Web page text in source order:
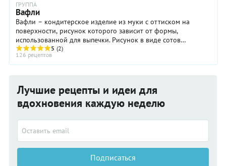
ГРУППА
Вафли
Вафли – кондитерское изделие из муки с оттиском на
поверхности, рисунок которого зависит от формы,
использованной для выпечки. Рисунок в виде сотов
характеризует всё семейство вафель, в которое входят ...
5 (2)
126 рецептов
Лучшие рецепты и идеи для
вдохновения каждую неделю
Подписаться